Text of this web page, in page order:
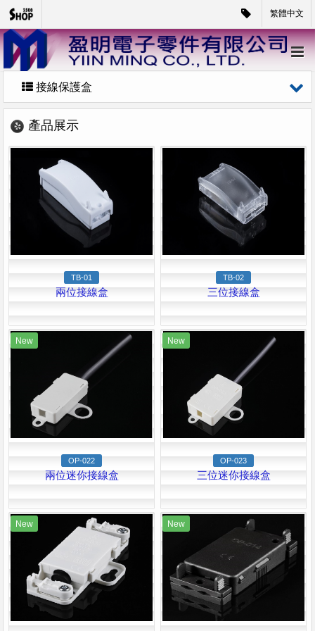
繁體中文
接線保護盒
產品展示
TB-01
兩位接線盒
TB-02
三位接線盒
New
OP-022
兩位迷你接線盒
New
OP-023
三位迷你接線盒
New New